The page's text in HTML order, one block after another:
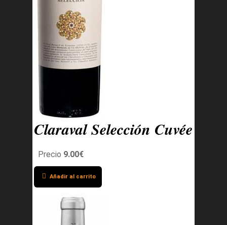
Claraval Selección Cuvée
Precio 9.00€
Añadir al carrito